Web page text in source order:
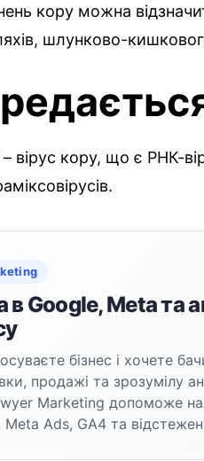
кору можна
шлунково-
вірус кору, що є РНК-
в Google, Meta та
бізнес і хочете
продажі та зрозумілу
Marketing допоможе
Ads, GA4 та